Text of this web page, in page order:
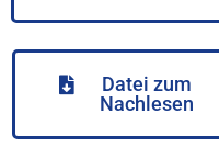
Datei zum
Nachlesen